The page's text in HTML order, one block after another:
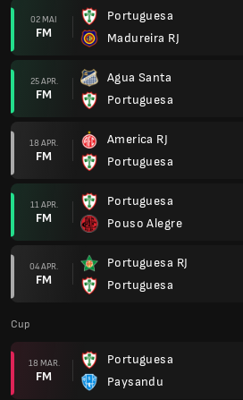
04 APR.
FM
Portuguesa RJ
Portuguesa
Cup
Portuguesa
Portuguesa
22 FEB.
AP
Portuguesa
Corinthians
Paulista A1
15 FEB.
FM
Mirassol
Portuguesa